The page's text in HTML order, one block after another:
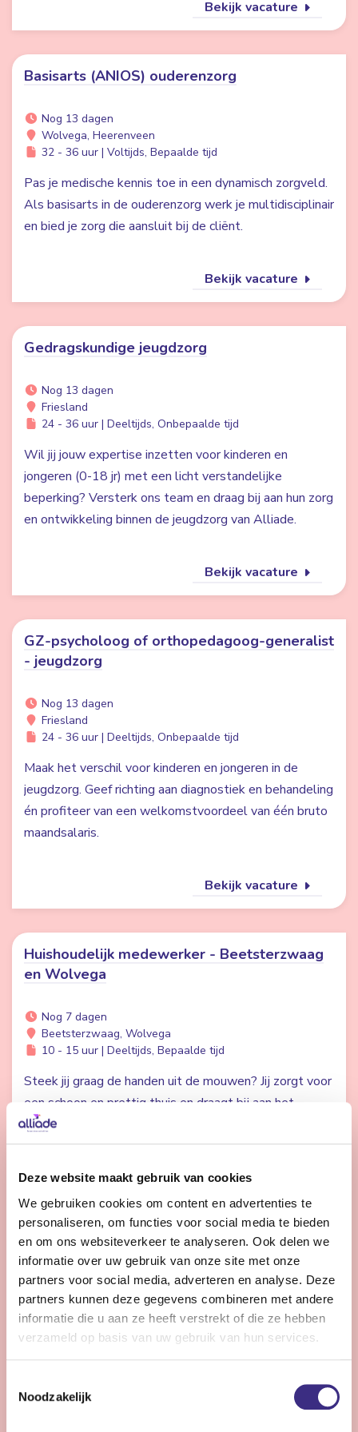
Deze website maakt gebruik van cookies
We gebruiken cookies om content en advertenties te
personaliseren, om functies voor social media te bieden
en om ons websiteverkeer te analyseren. Ook delen we
informatie over uw gebruik van onze site met onze
partners voor social media, adverteren en analyse. Deze
partners kunnen deze gegevens combineren met andere
informatie die u aan ze heeft verstrekt of die ze hebben
verzameld op basis van uw gebruik van hun services.
Noodzakelijk
Bekijk vacature
Basisarts (ANIOS) ouderenzorg
Nog 13 dagen
Wolvega, Heerenveen
32 - 36 uur | Voltijds, Bepaalde tijd
Pas je medische kennis toe in een dynamisch zorgveld.
Als basisarts in de ouderenzorg werk je multidisciplinair
en bied je zorg die aansluit bij de cliënt.
Bekijk vacature
Gedragskundige jeugdzorg
Nog 13 dagen
Friesland
24 - 36 uur | Deeltijds, Onbepaalde tijd
Wil jij jouw expertise inzetten voor kinderen en
jongeren (0-18 jr) met een licht verstandelijke
beperking? Versterk ons team en draag bij aan hun zorg
en ontwikkeling binnen de jeugdzorg van Alliade.
Bekijk vacature
GZ-psycholoog of orthopedagoog-generalist
- jeugdzorg
Nog 13 dagen
Friesland
24 - 36 uur | Deeltijds, Onbepaalde tijd
Maak het verschil voor kinderen en jongeren in de
jeugdzorg. Geef richting aan diagnostiek en behandeling
én profiteer van een welkomstvoordeel van één bruto
maandsalaris.
Bekijk vacature
Huishoudelijk medewerker - Beetsterzwaag
en Wolvega
Nog 7 dagen
Beetsterzwaag, Wolvega
10 - 15 uur | Deeltijds, Bepaalde tijd
Steek jij graag de handen uit de mouwen? Jij zorgt voor
een schoon en prettig thuis en draagt bij aan het
welzijn van onze cliënten en bewoners.
Bekijk vacature
Psycholoog
Nog 13 dagen
Heerenveen
32 - 36 uur | Voltijds, Onbepaalde tijd
betrokken multidisciplinair team.